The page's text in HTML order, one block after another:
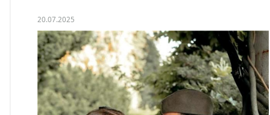
20.07.2025